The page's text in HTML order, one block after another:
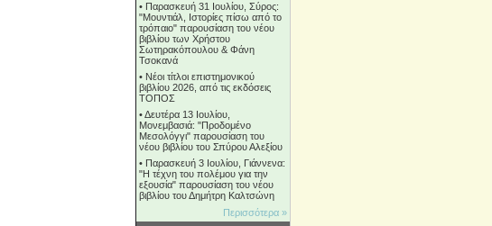
• Παρασκευή 31 Ιουλίου, Σύρος:
"Μουντιάλ, Ιστορίες πίσω από το
τρόπαιο" παρουσίαση του νέου
βιβλίου των Χρήστου
Σωτηρακόπουλου & Φάνη
Τσοκανά
• Νέοι τίτλοι επιστημονικού
βιβλίου 2026, από τις εκδόσεις
ΤΟΠΟΣ
•Δευτέρα 13 Ιουλίου,
Μονεμβασιά: "Προδομένο
Μεσολόγγι" παρουσίαση του
νέου βιβλίου του Σπύρου Αλεξίου
• Παρασκευή 3 Ιουλίου, Γιάννενα:
"Η τέχνη του πολέμου για την
εξουσία" παρουσίαση του νέου
βιβλίου του Δημήτρη Καλτσώνη
Περισσότερα »